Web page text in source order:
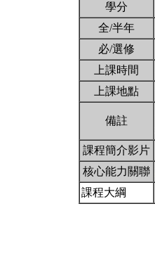
學分
全/半年
必/選修
上課時間
上課地點
備註
課程簡介影片
核心能力關聯
課程大綱